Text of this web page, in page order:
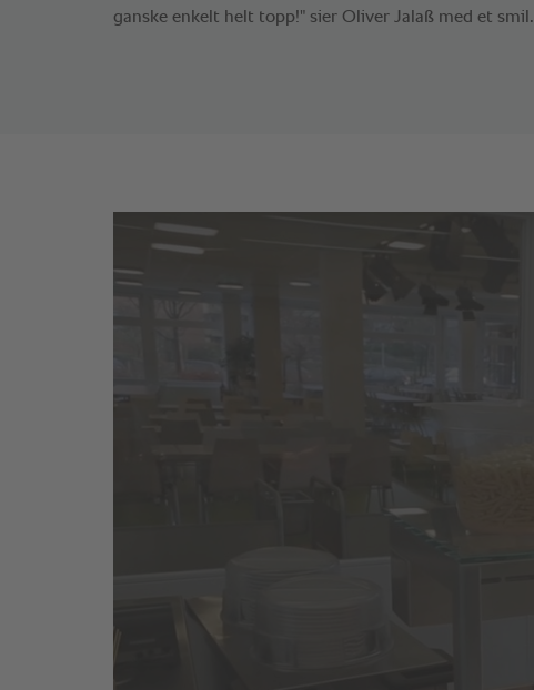
ganske enkelt helt topp!" sier Oliver Jalaß med et smil.